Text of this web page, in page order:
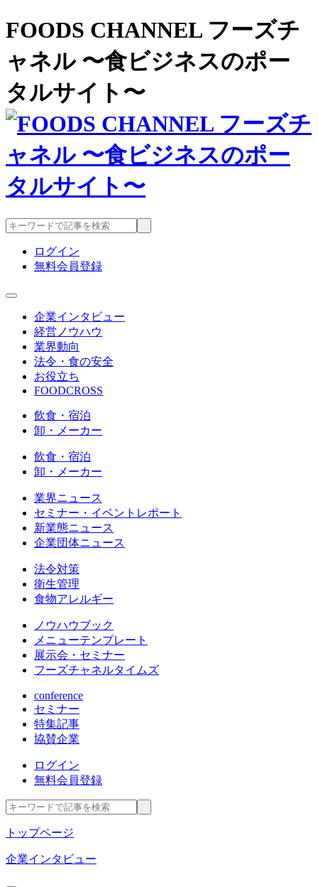
FOODS CHANNEL フーズチ
ャネル 〜食ビジネスのポー
タルサイト〜
ログイン
無料会員登録
企業インタビュー
経営ノウハウ
業界動向
法令・食の安全
お役立ち
FOODCROSS
飲食・宿泊
卸・メーカー
飲食・宿泊
卸・メーカー
業界ニュース
セミナー・イベントレポート
新業態ニュース
企業団体ニュース
法令対策
衛生管理
食物アレルギー
ノウハウブック
メニューテンプレート
展示会・セミナー
フーズチャネルタイムズ
conference
セミナー
特集記事
協賛企業
ログイン
無料会員登録
トップページ
企業インタビュー